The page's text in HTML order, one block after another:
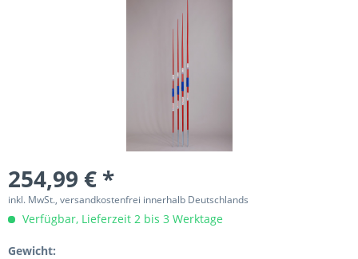
254,99 € *
inkl. MwSt., versandkostenfrei innerhalb Deutschlands
Verfügbar, Lieferzeit 2 bis 3 Werktage
Gewicht: